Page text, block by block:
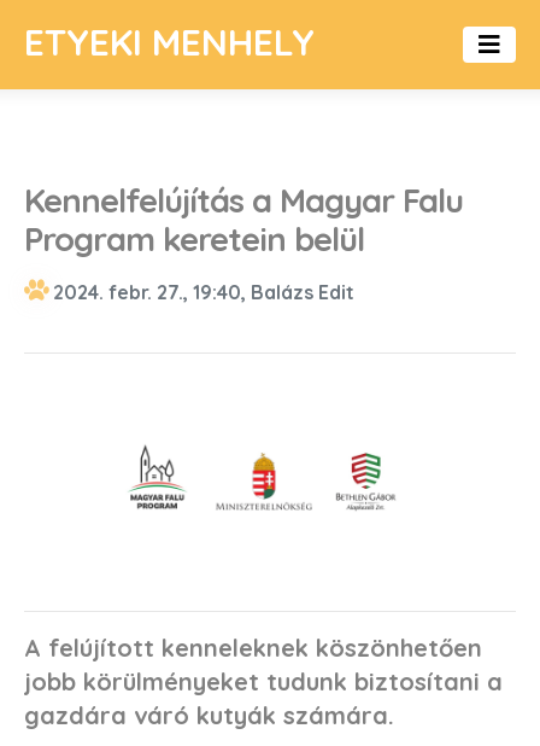
ETYEKI MENHELY
Kennelfelújítás a Magyar Falu
Program keretein belül
2024. febr. 27., 19:40, Balázs Edit
A felújított kenneleknek köszönhetően
jobb körülményeket tudunk biztosítani a
gazdára váró kutyák számára.